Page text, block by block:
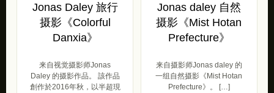
Jonas Daley 旅行
摄影《Colorful
Danxia》
来自视觉摄影师Jonas
Daley 的摄影作品。 該作品
創作於2016年秋，以半超現
Jonas daley 自然
摄影《Mist Hotan
Prefecture​​​​​​​》
来自摄影师Jonas daley 的
一组自然摄影《Mist Hotan
Prefecture​​​​​​​》。 […]